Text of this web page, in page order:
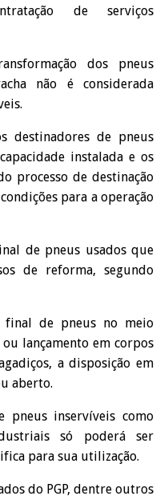
de serviços
dos pneus
não é considerada
destinadores de pneus
instalada e os
processo de destinação
para a operação
de pneus usados que
de reforma, segundo
final de pneus no meio
lançamento em corpos
a disposição em
aberto.
pneus inservíveis como
só poderá ser
para sua utilização.
do PGP, dentre outros